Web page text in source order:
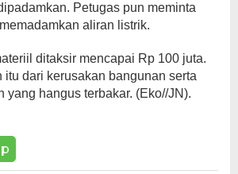
Petugas pun meminta
aliran listrik.
ditaksir mencapai Rp 100 juta.
itu dari kerusakan bangunan serta
yang hangus terbakar. (Eko//JN).